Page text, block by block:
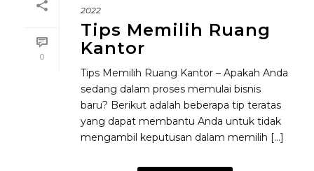
0
2022
Tips Memilih Ruang
Kantor
Tips Memilih Ruang Kantor – Apakah Anda
sedang dalam proses memulai bisnis
baru? Berikut adalah beberapa tip teratas
yang dapat membantu Anda untuk tidak
mengambil keputusan dalam memilih [...]